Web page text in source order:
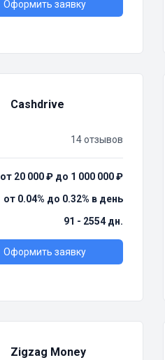
Оформить заявку
Cashdrive
14 отзывов
от 20 000 ₽ до 1 000 000 ₽
от 0.04% до 0.32% в день
91 - 2554 дн.
Оформить заявку
Zigzag Money